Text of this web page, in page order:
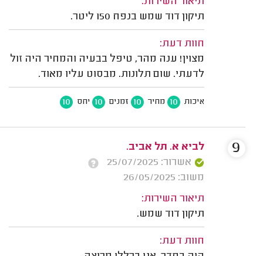
תיקון דוד שמש בנפח 150 ליטר.
חוות דעת:
מצוין! ענה מהר, טיפל בבעיה והמחיר היה זול
לדעתי. שום תלונות. מבסוט עליו מאוד.
איכות 10 מחיר 10 זמנים 10 יחס 10
לביא א. תל אביב.
אשרור: 25/07/2025
משוב: 26/05/2025
תיאור השירות:
תיקון דוד שמש.
חוות דעת:
9